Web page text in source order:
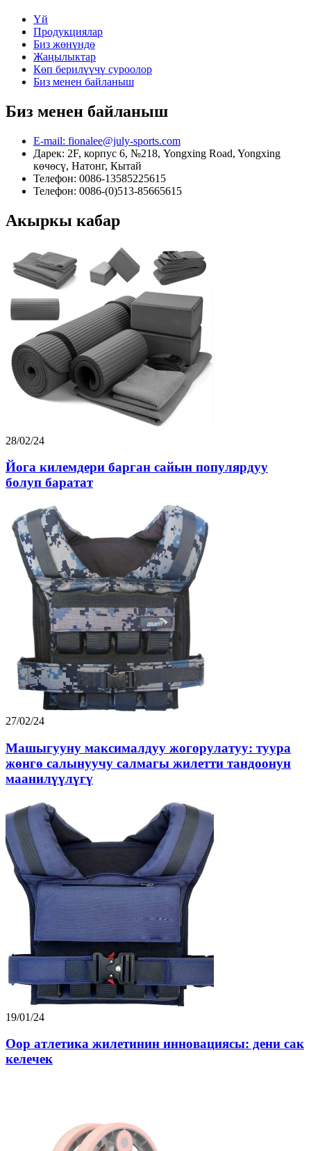
Үй
Продукциялар
Биз жөнүндө
Жаңылыктар
Көп берилүүчү суроолор
Биз менен байланыш
Биз менен байланыш
E-mail: fionalee@july-sports.com
Дарек: 2F, корпус 6, №218, Yongxing Road, Yongxing
көчөсү, Натонг, Кытай
Телефон: 0086-13585225615
Телефон: 0086-(0)513-85665615
Акыркы кабар
28/02/24
Йога килемдери барган сайын популярдуу
болуп баратат
27/02/24
Машыгууну максималдуу жогорулатуу: туура
жөнгө салынуучу салмагы жилетти тандоонун
маанилүүлүгү
19/01/24
Оор атлетика жилетинин инновациясы: дени сак
келечек